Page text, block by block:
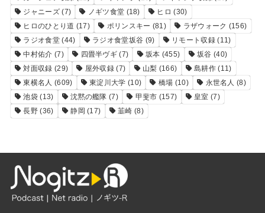
ジャニーズ(7) ノギツ食堂 (18) ヒロ (30)
ヒロのひとり道 (17) ポリンスキー (81) ラザウォーク (156)
ラジオ食堂(44) ラジオ食堂坂谷 (9) リモート収録(11)
中村佑介 (7) 四畳半ヴギ (7) 坂本 (455) 坂谷 (40)
対面収録 (29) 屋外収録 (7) 山梨 (166) 島耕作(11)
東横名人 (609) 東淀川大学 (10) 橋場 (10) 永世名人 (8)
池袋 (13) 沈黙の艦隊 (7) 甲斐市 (157) 皇室 (7)
長野 (36) 静岡 (17) 韮崎 (8)